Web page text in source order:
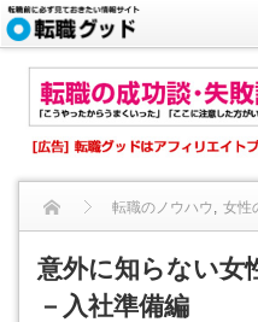
転職のノウハウ, 女性
意外に知らな
意外に知らない女
－入社準備編